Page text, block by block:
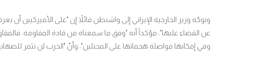
وتوجّه وزير الخارجية الإيراني إلى واشنطن قائلاً إن "على الأميركيين
عن القضاء عليها"، مؤكداً أنه "وفق ما سمعناه من قادة المقاومة،
وفي إمكانها مواصلة هجماتها على المحتلين"، وأنّ "الحرب لن تثمر